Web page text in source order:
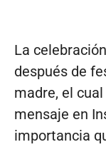
La
después de
madre, el
mensaje en
importancia